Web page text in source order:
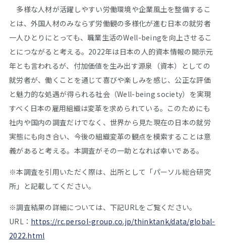
多様な人材が活躍しやすい労働環境や企業風土を整備するこ
とは、外国人材のみならず労働観の多様化が進む日本の就労者
一人ひとりにとっても、職業生活のWell-beingを向上させるこ
とにつながると考える。2022年は日本の人的資本情報の開示元
年とも言われるが、付加価値を生み出す源泉（資本）としての
就労者が、働くことを通じて喜びや楽しみを感じ、公正な評価
と魅力的な処遇が得られる社会（Well-being society）を実現
すべく日本の雇用組織は変革を求められている。このためにも
社内や国内の調査だけでなく、世界から見た現在の日本の就労
実態にも向き合い、今後の組織変革の観点を模索することは意
義があると考える。本調査がその一助となれば幸いである。
※本調査を引用いただく際は、出所として「パーソル総合研究
所」と記載してください。
※調査結果の詳細については、下記URLをご覧ください。
URL： https://rc.persol-group.co.jp/thinktank/data/global-
2022.html